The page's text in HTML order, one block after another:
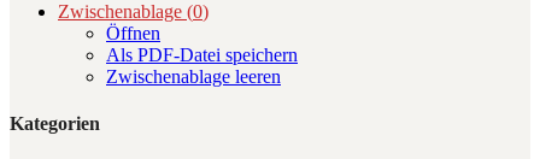
Zwischenablage (0)
Öffnen
Als PDF-Datei speichern
Zwischenablage leeren
Kategorien